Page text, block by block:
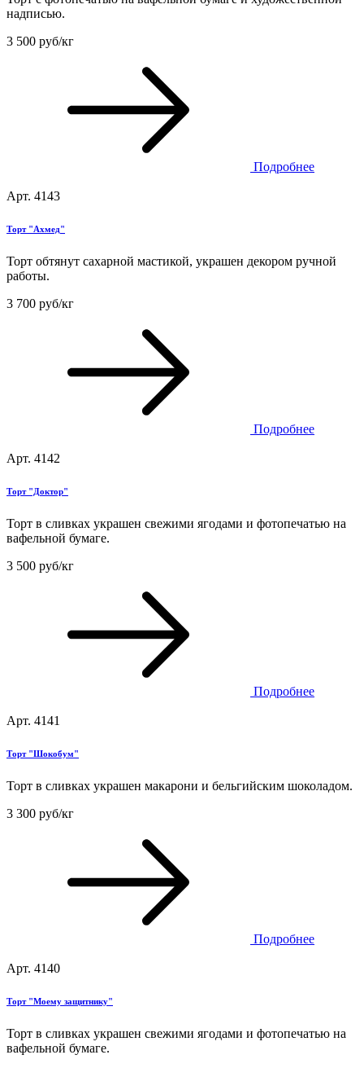
надписью.
3 500 руб/кг
Подробнее
Арт. 4143
Торт "Ахмед"
Торт обтянут сахарной мастикой, украшен декором ручной
работы.
3 700 руб/кг
Подробнее
Арт. 4142
Торт "Доктор"
Торт в сливках украшен свежими ягодами и фотопечатью на
вафельной бумаге.
3 500 руб/кг
Подробнее
Арт. 4141
Торт "Шокобум"
Торт в сливках украшен макарони и бельгийским шоколадом.
3 300 руб/кг
Подробнее
Арт. 4140
Торт "Моему защитнику"
Торт в сливках украшен свежими ягодами и фотопечатью на
вафельной бумаге.